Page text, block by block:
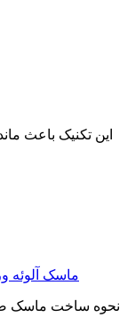
این تکنیک باعث
ماسک آلوئه
نحوه ساخت ماسک